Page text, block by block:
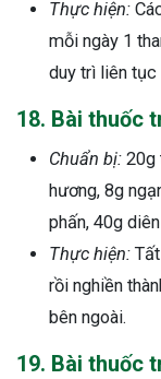
Thực hiện:
mỗi ngày 1
duy trì liên tục
18. Bài thuốc
Chuẩn bị: 20g
hương, 8g
phấn, 40g
Thực hiện:
rồi nghiền
bên ngoài.
19. Bài thuốc